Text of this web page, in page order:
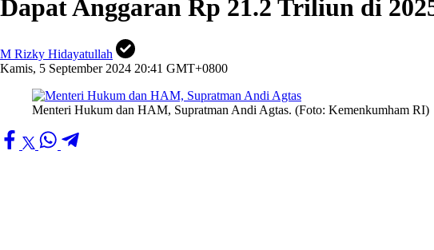
Dapat Anggaran Rp 21.2 Triliun di
M Rizky Hidayatullah
Kamis, 5 September 2024 20:41 GMT+0800
Menteri Hukum dan HAM, Supratman Andi Agtas. (Foto: Kemenkumham RI)